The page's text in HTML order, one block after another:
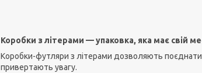
Коробки з літерами — упаковка, яка має свій
Коробки-футляри з літерами дозволяють
привертають увагу.